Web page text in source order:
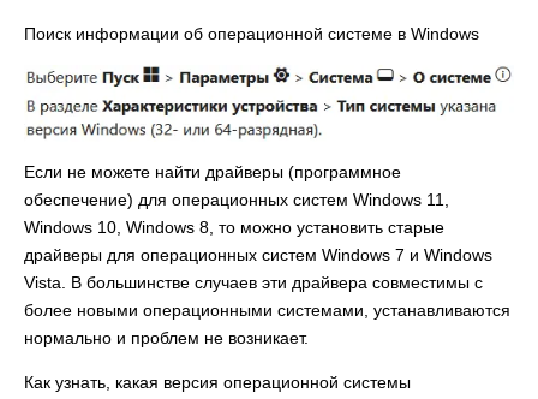
Поиск информации об операционной системе в Windows
Если не можете найти драйверы (программное
обеспечение) для операционных систем Windows 11,
Windows 10, Windows 8, то можно установить старые
драйверы для операционных систем Windows 7 и Windows
Vista. В большинстве случаев эти драйвера совместимы с
более новыми операционными системами, устанавливаются
нормально и проблем не возникает.
Как узнать, какая версия операционной системы